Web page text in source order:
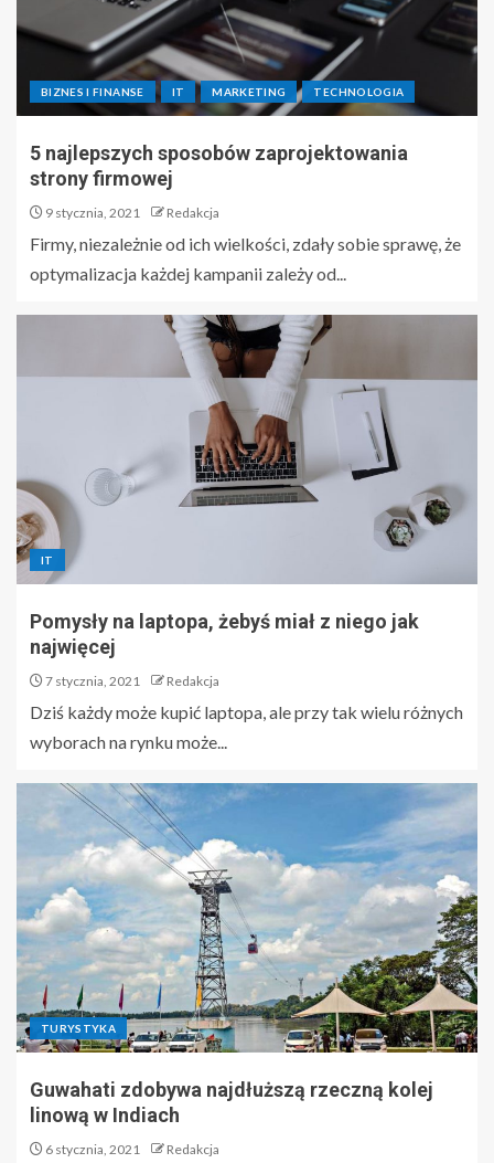
BIZNES I FINANSE IT MARKETING TECHNOLOGIA
5 najlepszych sposobów zaprojektowania
strony firmowej
9 stycznia, 2021 Redakcja
Firmy, niezależnie od ich wielkości, zdały sobie sprawę, że
optymalizacja każdej kampanii zależy od...
IT
Pomysły na laptopa, żebyś miał z niego jak
najwięcej
7 stycznia, 2021 Redakcja
Dziś każdy może kupić laptopa, ale przy tak wielu różnych
wyborach na rynku może...
TURYSTYKA
Guwahati zdobywa najdłuższą rzeczną kolej
linową w Indiach
6 stycznia, 2021 Redakcja